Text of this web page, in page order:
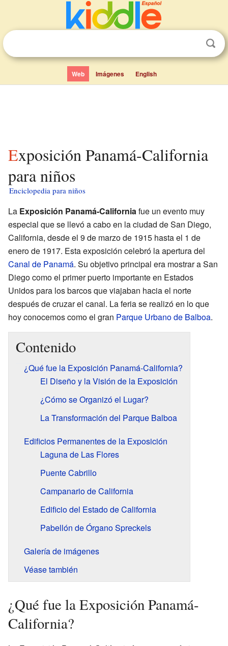
Web Imágenes English
Exposición Panamá-California
para niños
Enciclopedia para niños
La Exposición Panamá-Californiafue un evento muy
especial que se llevó a cabo en la ciudad de San Diego,
California, desde el 9 de marzo de 1915 hasta el 1 de
enero de 1917. Esta exposición celebró la apertura del
Canal de Panamá. Su objetivo principal era mostrar a San
Diego como el primer puerto importante en Estados
Unidos para los barcos que viajaban hacia el norte
después de cruzar el canal. La feria se realizó en lo que
hoy conocemos como el gran Parque Urbano de Balboa.
Contenido
¿Qué fue la Exposición Panamá-California?
El Diseño y la Visión de la Exposición
¿Cómo se Organizó el Lugar?
La Transformación del Parque Balboa
Edificios Permanentes de la Exposición
Laguna de Las Flores
Puente Cabrillo
Campanario de California
Edificio del Estado de California
Pabellón de Órgano Spreckels
Galería de imágenes
Véase también
¿Qué fue la Exposición Panamá-
California?